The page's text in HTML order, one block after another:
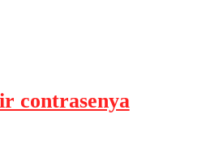
contrasenya